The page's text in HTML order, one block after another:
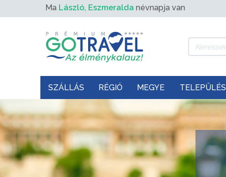
Ma László, Eszmeralda névnapja van
SZÁLLÁS RÉGIÓ MEGYE TELEPÜLÉS